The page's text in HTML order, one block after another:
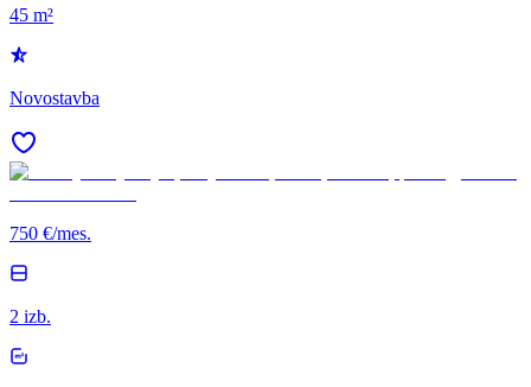
45 m²
Novostavba
750 €/mes.
2 izb.